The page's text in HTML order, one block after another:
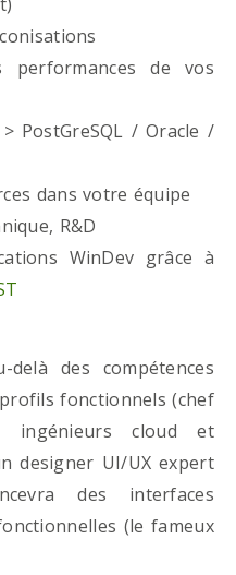
de vos
/ Oracle /
dans votre équipe
R&D
WinDev grâce à
des compétences
fonctionnels (chef
ingénieurs cloud et
designer UI/UX expert
des interfaces
(le fameux